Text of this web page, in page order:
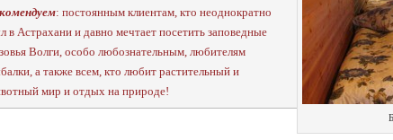
: постоянным клиентам, кто неоднократно
в Астрахани и давно мечтает посетить заповедные
Волги, особо любознательным, любителям
а также всем, кто любит растительный и
мир и отдых на природе!